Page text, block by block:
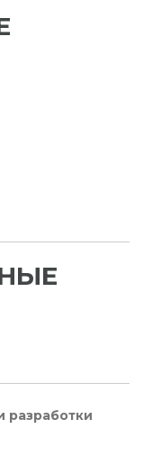
разработки